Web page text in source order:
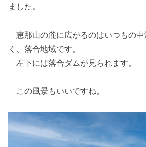
ました。
恵那山の麓に広がるのはいつもの
く、落合地域です。
左下には落合ダムが見られます。
この風景もいいですね。